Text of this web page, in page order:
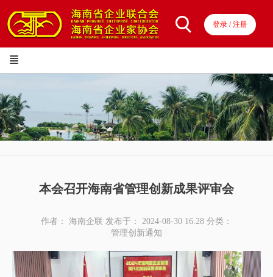
登录 / 注册
本会召开海南省管理创新成果评审会
作者： 海南企联 发布于： 2024-08-30 16:28 分类：
管理创新通知